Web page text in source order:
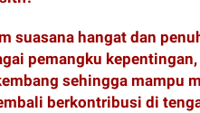
suasana hangat dan
pemangku
sehingga mampu
berkontribusi di